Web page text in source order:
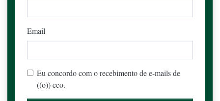
Email
Eu concordo com o recebimento de e-mails de
((o)) eco.